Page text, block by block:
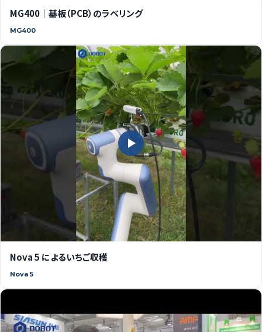
MG400｜基板（PCB）のラベリング
MG400
Nova 5 によるいちご収穫
Nova 5